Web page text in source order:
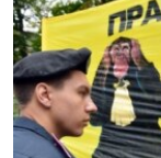
УКРАЇНА
СВІТ
СХЕМИ
КИТАЙ.ВИКЛИКИ
МУЛЬТИМЕДІА
ФОТО